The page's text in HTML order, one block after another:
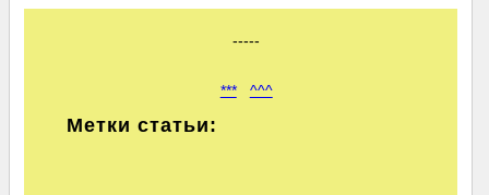
-----
*** ^^^
Метки статьи: